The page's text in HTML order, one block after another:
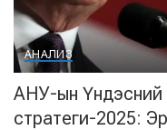
АНАЛИЗ
АНУ-ын Үндэсний
стратеги-2025: